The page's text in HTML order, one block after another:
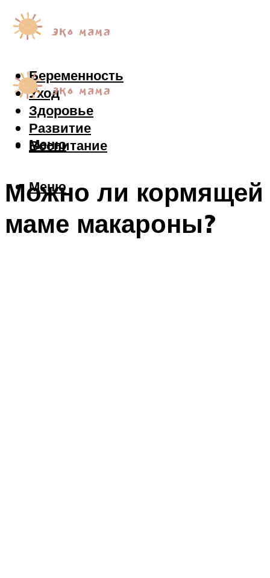
Беременность
Уход
Здоровье
Развитие
Воспитание
Меню
Меню
Можно ли кормящей
маме макароны?